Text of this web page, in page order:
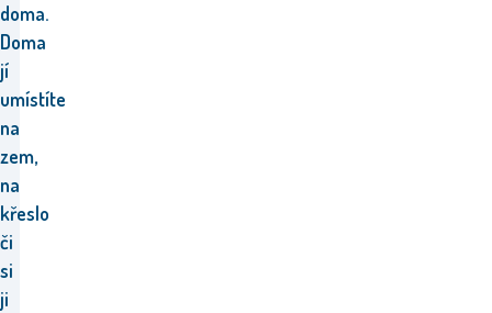
doma.
Doma
jí
umístíte
na
zem,
na
křeslo
či
si
ji